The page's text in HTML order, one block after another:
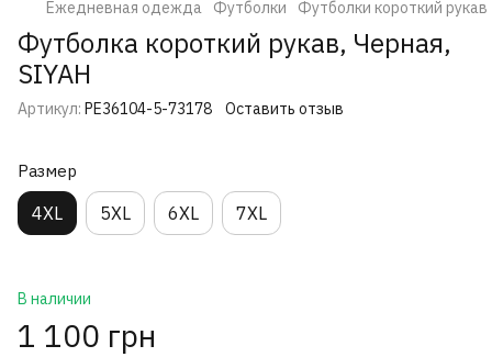
Ежедневная одежда Футболки Футболки короткий рукав
Футболка короткий рукав, Черная,
SIYAH
Артикул: РЕ36104-5-73178 Оставить отзыв
Размер
4XL 5XL 6XL 7XL
В наличии
1 100 грн